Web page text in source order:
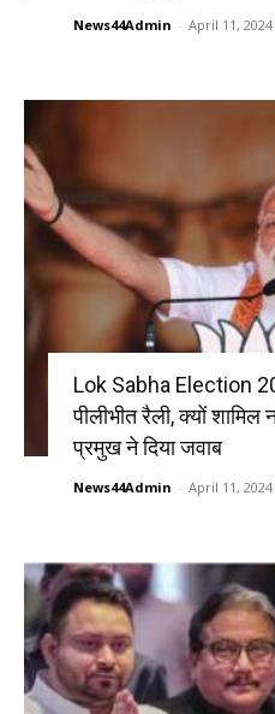
News44Admin - April 11, 2024
Lok Sabha Election
पीलीभीत रैली, क्यों
प्रमुख ने दिया जवाब
News44Admin - April 11, 2024